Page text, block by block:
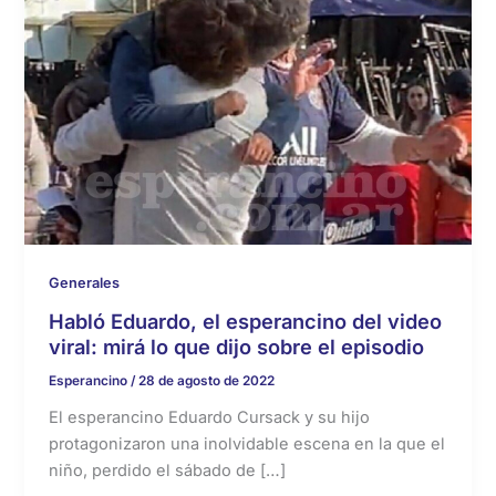
Generales
Habló Eduardo, el esperancino del video
viral: mirá lo que dijo sobre el episodio
Esperancino /28 de agosto de 2022
El esperancino Eduardo Cursack y su hijo
protagonizaron una inolvidable escena en la que el
niño, perdido el sábado de […]